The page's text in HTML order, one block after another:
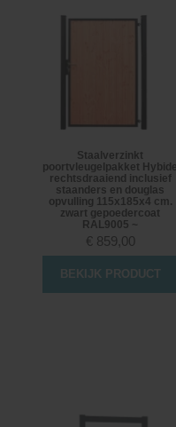
Staalverzinkt
poortvleugelpakket Hybide
rechtsdraaiend inclusief
staanders en douglas
opvulling 115x185x4 cm.
zwart gepoedercoat
RAL9005 ~
€ 859,00
BEKIJK PRODUCT